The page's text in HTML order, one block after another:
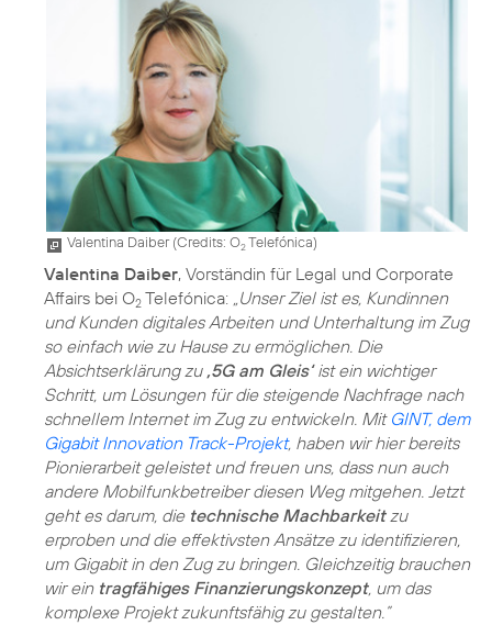
Valentina Daiber (Credits: O2Telefónica)
Valentina Daiber, Vorständin für Legal und Corporate
Affairs bei O2 Telefónica: „Unser Ziel ist es, Kundinnen
und Kunden digitales Arbeiten und Unterhaltung im Zug
so einfach wie zu Hause zu ermöglichen. Die
Absichtserklärung zu ,5G am Gleis‘ist ein wichtiger
Schritt, um Lösungen für die steigende Nachfrage nach
schnellem Internet im Zug zu entwickeln. Mit GINT, dem
Gigabit Innovation Track-Projekt, haben wir hier bereits
Pionierarbeit geleistet und freuen uns, dass nun auch
andere Mobilfunkbetreiber diesen Weg mitgehen. Jetzt
geht es darum, die technische Machbarkeitzu
erproben und die effektivsten Ansätze zu identifizieren,
um Gigabit in den Zug zu bringen. Gleichzeitig brauchen
wir ein tragfähiges Finanzierungskonzept, um das
komplexe Projekt zukunftsfähig zu gestalten.”